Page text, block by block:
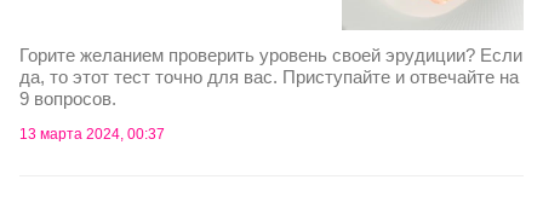
Горите желанием проверить уровень своей эрудиции? Если
да, то этот тест точно для вас. Приступайте и отвечайте на
9 вопросов.
13 марта 2024, 00:37